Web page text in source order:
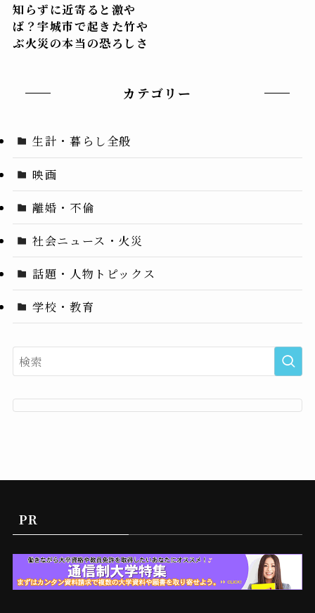
知らずに近寄ると激や
ば？宇城市で起きた竹や
ぶ火災の本当の恐ろしさ
カテゴリー
生計・暮らし全般
映画
離婚・不倫
社会ニュース・火災
話題・人物トピックス
学校・教育
PR